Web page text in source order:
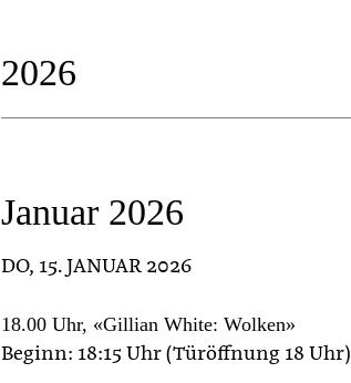
2026
Januar 2026
DO, 15. JANUAR 2026
18.00 Uhr, «Gillian White: Wolken»
Beginn: 18:15 Uhr (Türöffnung 18 Uhr)